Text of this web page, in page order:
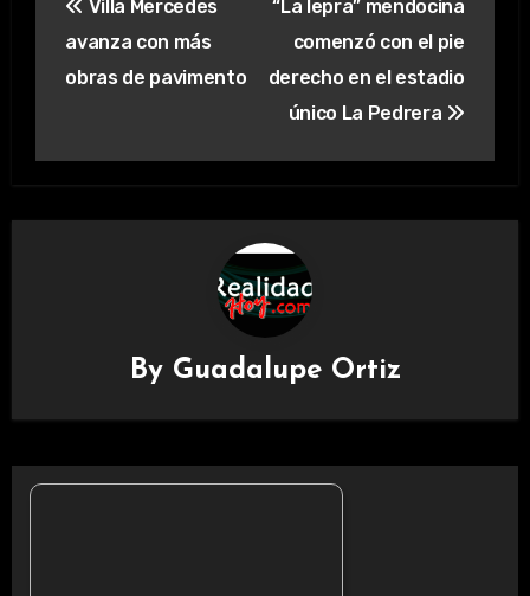
de
entradas
Villa Mercedes
avanza con más
obras de pavimento
“La lepra” mendocina
comenzó con el pie
derecho en el estadio
único La Pedrera
By Guadalupe Ortiz